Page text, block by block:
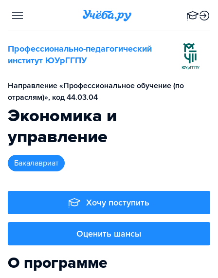
Профессионально-педагогический
институт ЮУрГГПУ
Направление «Профессиональное обучение (по
отраслям)», код 44.03.04
Экономика и
управление
бакалавриат
Хочу поступить
Оценить шансы
О программе